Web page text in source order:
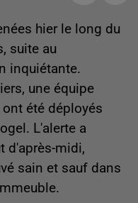
hier le long du
suite au
inquiétante.
une équipe
été déployés
L'alerte a
d'après-midi,
sain et sauf dans